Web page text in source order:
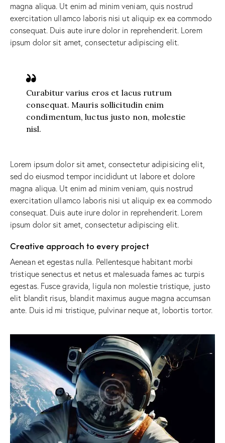
magna aliqua. Ut enim ad minim veniam, quis nostrud
exercitation ullamco laboris nisi ut aliquip ex ea commodo
consequat. Duis aute irure dolor in reprehenderit. Lorem
ipsum dolor sit amet, consectetur adipiscing elit.
Curabitur varius eros et lacus rutrum
consequat. Mauris sollicitudin enim
condimentum, luctus justo non, molestie
nisl.
Lorem ipsum dolor sit amet, consectetur adipisicing elit,
sed do eiusmod tempor incididunt ut labore et dolore
magna aliqua. Ut enim ad minim veniam, quis nostrud
exercitation ullamco laboris nisi ut aliquip ex ea commodo
consequat. Duis aute irure dolor in reprehenderit. Lorem
ipsum dolor sit amet, consectetur adipiscing elit.
Creative approach to every project
Aenean et egestas nulla. Pellentesque habitant morbi
tristique senectus et netus et malesuada fames ac turpis
egestas. Fusce gravida, ligula non molestie tristique, justo
elit blandit risus, blandit maximus augue magna accumsan
ante. Duis id mi tristique, pulvinar neque at, lobortis tortor.